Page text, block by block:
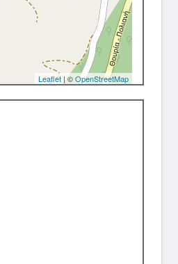
Leaflet | ©OpenStreetMap